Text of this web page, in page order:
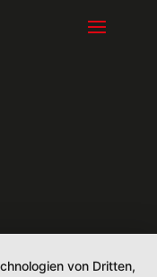
von Dritten,